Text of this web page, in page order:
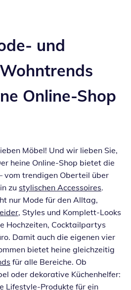
und
Online-Shop
Möbel! Und wir lieben Sie,
heine Online-Shop bietet die
vom trendigen Oberteil über
zu stylischen Accessoires.
nur Mode für den Alltag,
, Styles und Komplett-Looks
Hochzeiten, Cocktailpartys
Damit auch die eigenen vier
bietet heine gleichzeitig
für alle Bereiche. Ob
oder dekorative Küchenhelfer:
Lifestyle-Produkte für ein